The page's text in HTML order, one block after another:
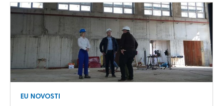
EU NOVOSTI